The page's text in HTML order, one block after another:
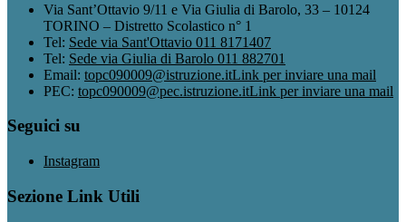
Via Sant’Ottavio 9/11 e Via Giulia di Barolo, 33 – 10124
TORINO – Distretto Scolastico n° 1
Tel: Sede via Sant'Ottavio 011 8171407
Tel: Sede via Giulia di Barolo 011 882701
Email: topc090009@istruzione.itLink per inviare una mail
PEC: topc090009@pec.istruzione.itLink per inviare una mail
Seguici su
Instagram
Sezione Link Utili